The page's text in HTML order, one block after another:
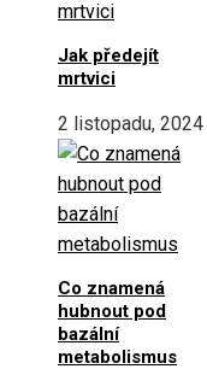
Jak předejít
mrtvici
2 listopadu, 2024
Co znamená
hubnout pod
bazální
metabolismus